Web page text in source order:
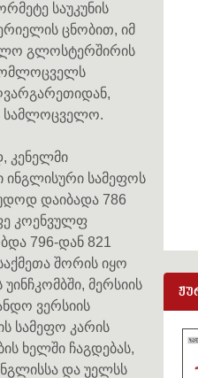
საუკუნის
ცნობით, იმ
გლოსტერშირის
სამლოცველო.
კენელმი
ინგლისური სამეფოს
დაიბადა 786
კოენვულფ
796-დან 821
შორის იყო
მერსიის
ვერსიის
სამეფო კარის
ხელში ჩაგდებას,
და უელსს